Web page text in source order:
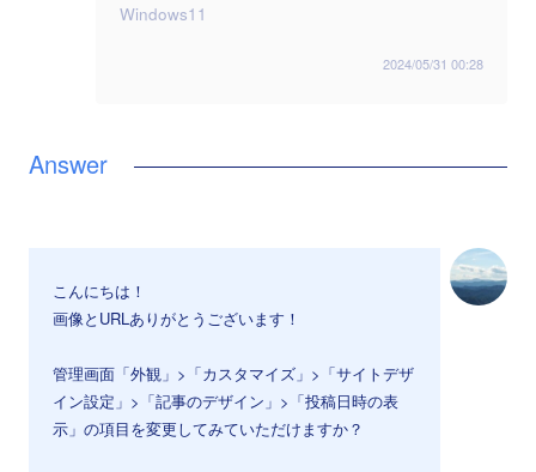
Windows11
2024/05/31 00:28
こんにちは！
画像とURLありがとうございます！
管理画面「外観」>「カスタマイズ」>「サイトデザ
イン設定」>「記事のデザイン」>「投稿日時の表
示」の項目を変更してみていただけますか？